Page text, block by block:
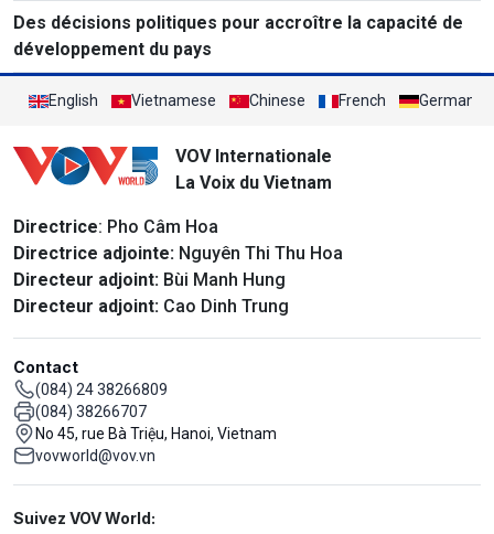
Des décisions politiques pour accroître la capacité de
développement du pays
English Vietnamese Chinese French German
VOV Internationale
La Voix du Vietnam
Directrice: Pho Câm Hoa
Directrice adjointe: Nguyên Thi Thu Hoa
Directeur adjoint: Bùi Manh Hung
Directeur adjoint: Cao Dinh Trung
Contact
(084) 24 38266809
(084) 38266707
No 45, rue Bà Triệu, Hanoi, Vietnam
vovworld@vov.vn
Mạng xã hội
Suivez VOV World: